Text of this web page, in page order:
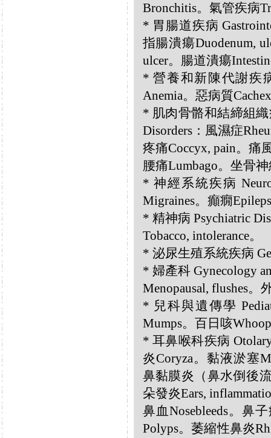
Bronchitis。氣管疾病
* 胃腸道疾病
指腸潰瘍Duodenum,
ulcer。腸道潰瘍
* 營養和新陳代謝疾
Anemia。惡病質
* 肌肉骨骼和結締組織
Disorders：風濕症
疼痛Coccyx, pain。痛
腰痛Lumbago。坐骨
* 神經系統疾病
Migraines。癲癇
* 精神病 Psychiatric
Tobacco, intolerance。
* 泌尿生殖系統疾病
* 婦產科 Gynecology
Menopausal, flushes。
* 兒科與遺傳學
Mumps。百日咳
* 耳鼻喉科疾病
炎Coryza。黏液淤塞
鼻黏膜炎（鼻水倒後
朵發炎Ears,
鼻血Nosebleeds。鼻
Polyps。萎縮性鼻炎